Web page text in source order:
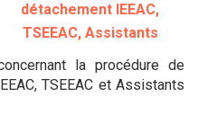
détachement IEEAC,
TSEEAC, Assistants
la procédure de
TSEEAC et Assistants